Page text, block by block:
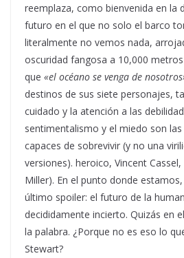
reemplaza, como bienvenida en la
futuro en el que no solo el barco
literalmente no vemos nada,
oscuridad fangosa a 10,000
que «el océano se venga de
destinos de sus siete personajes,
cuidado y la atención a las
sentimentalismo y el miedo son
capaces de sobrevivir (y no una
versiones). heroico, Vincent
Miller). En el punto donde
último spoiler: el futuro de la
decididamente incierto. Quizás en
la palabra. ¿Porque no es eso lo
Stewart?